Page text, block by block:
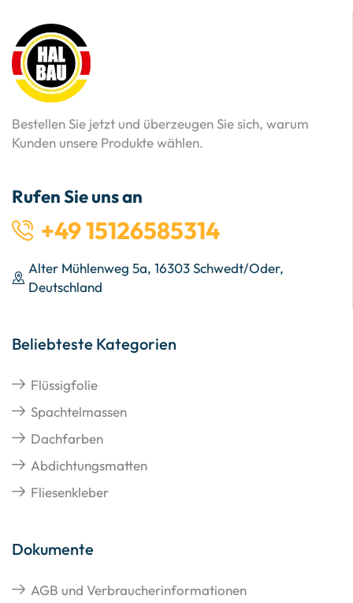
Bestellen Sie jetzt und überzeugen Sie sich, warum
Kunden unsere Produkte wählen.
Rufen Sie uns an
+49 15126585314
Alter Mühlenweg 5a, 16303 Schwedt/Oder,
Deutschland
Beliebteste Kategorien
Flüssigfolie
Spachtelmassen
Dachfarben
Abdichtungsmatten
Fliesenkleber
Dokumente
AGB und Verbraucherinformationen